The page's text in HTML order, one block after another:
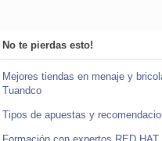
No te pierdas esto!
Mejores tiendas en menaje y
Tuandco
Tipos de apuestas y